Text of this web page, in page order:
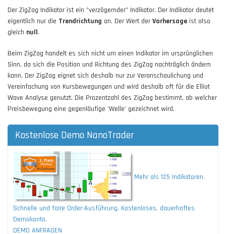
Der ZigZag Indikator ist ein "verzögernder" Indikator. Der Indikator deutet
eigentlich nur die Trendrichtung an. Der Wert derVorhersage ist also
gleich null.
Beim ZigZag handelt es sich nicht um einen Indikator im ursprünglichen
Sinn, da sich die Position und Richtung des ZigZag nachträglich ändern
kann. Der ZigZag eignet sich deshalb nur zur Veranschaulichung und
Vereinfachung von Kursbewegungen und wird deshalb oft für die Elliot
Wave Analyse genutzt. Die Prozentzahl des ZigZag bestimmt, ab welcher
Preisbewegung eine gegenläufige 'Welle' gezeichnet wird.
Kostenlose Demo NanoTrader
Mehr als 125 Indikatoren.
Schnelle und faire Order-Ausführung. Kostenloses, dauerhaftes
Demokonto.
DEMO ANFRAGEN